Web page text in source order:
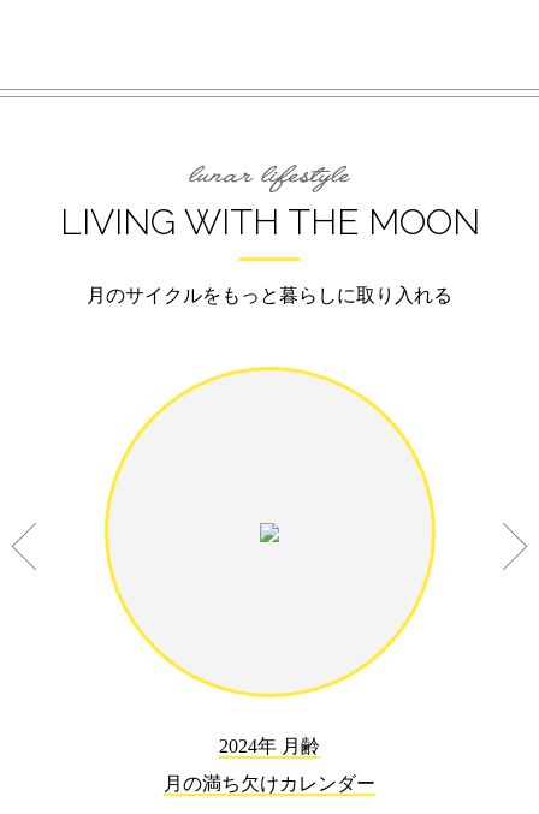
LIVING WITH THE MOON
月のサイクルをもっと暮らしに取り入れる
2024年 月齢
月の満ち欠けカレンダー